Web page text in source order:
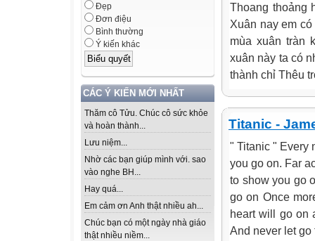
Đẹp
Đơn điệu
Bình thường
Ý kiến khác
CÁC Ý KIẾN MỚI NHẤT
Thăm cô Tửu. Chúc cô sức khỏe
và hoàn thành...
Lưu niệm...
Nhờ các bạn giúp mình với. sao
vào nghe BH...
Hay quá...
Em cảm ơn Anh thật nhiều ah...
Chúc bạn có một ngày nhà giáo
thật nhiều niềm...
Thoang thoảng
Xuân nay em
mùa xuân tràn
xuân này ta có
thành chỉ Thêu
Titanic -
" Titanic " Every
you go on. Far
to show you go
go on Once
heart will go on
And never let